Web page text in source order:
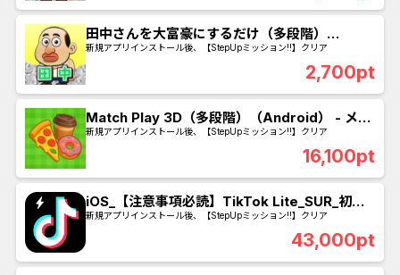
田中さんを大富豪にするだけ（多段階）
（Android） - 金のチケットを200枚落とす
新規アプリインストール後、【StepUpミッション!!】クリア
2,700pt
Match Play 3D（多段階）（Android） - メガ
オファーを75回コンプリート
新規アプリインストール後、【StepUpミッション!!】クリア
16,100pt
iOS_【注意事項必読】TikTok Lite_SUR_初回
起動日から2日連続でチェックインタスク完了
新規アプリインストール後、【StepUpミッション!!】クリア
43,000pt